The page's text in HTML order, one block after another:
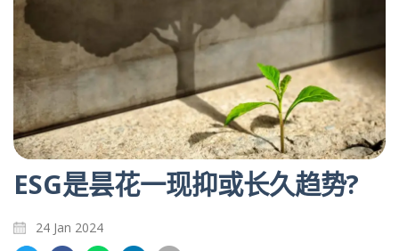
ESG是昙花一现抑或长久趋势?
24 Jan 2024